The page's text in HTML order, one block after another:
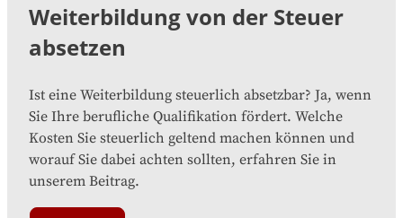
Weiterbildung von der Steuer
absetzen
Ist eine Weiterbildung steuerlich absetzbar? Ja, wenn
Sie Ihre berufliche Qualifikation fördert. Welche
Kosten Sie steuerlich geltend machen können und
worauf Sie dabei achten sollten, erfahren Sie in
unserem Beitrag.